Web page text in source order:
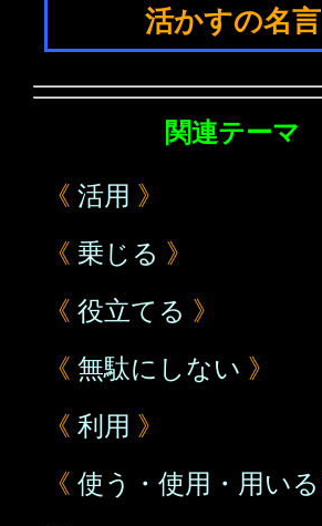
活かすの名言
関連テーマ
《 活用 》
《 乗じる 》
《 役立てる 》
《 無駄にしない 》
《 利用 》
《 使う・使用・用いる